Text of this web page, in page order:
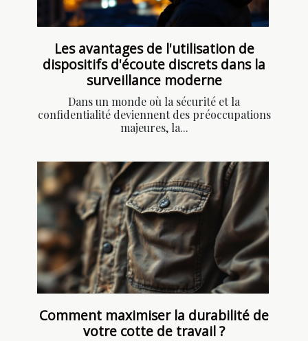
Les avantages de l'utilisation de
dispositifs d'écoute discrets dans la
surveillance moderne
Dans un monde où la sécurité et la
confidentialité deviennent des préoccupations
majeures, la...
Comment maximiser la durabilité de
votre cotte de travail ?